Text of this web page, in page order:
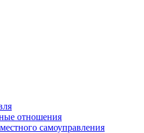
отношения
самоуправления